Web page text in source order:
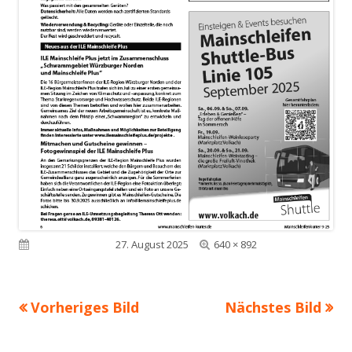
Veröffentlicht am27. August 2025
Volle
640 × 892
Vorheriges Bild Nächstes Bild